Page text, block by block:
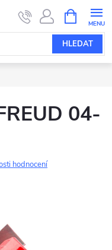
HLEDAT
NÁKUPNÍ
KOŠÍK
04-
hodnocení